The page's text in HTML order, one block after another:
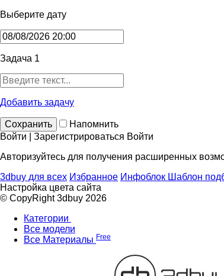
Выберите дату
Задача 1
Добавить задачу
Сохранить
Напомнить
Войти | Зарегистрироваться Войти
Авторизуйтесь для получения расширенных
3dbuy для всех Избранное Инфоблок Шаблон
Настройка цвета сайта
© CopyRight 3dbuy 2026
Категории
Все модели
Все Материалы Free